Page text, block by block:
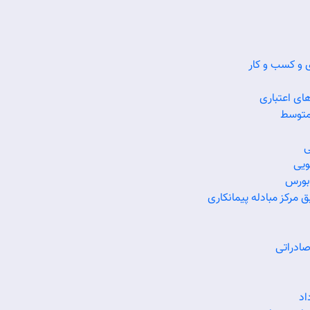
و کسب و کار
اعتباری
مبادله پیمانکاری